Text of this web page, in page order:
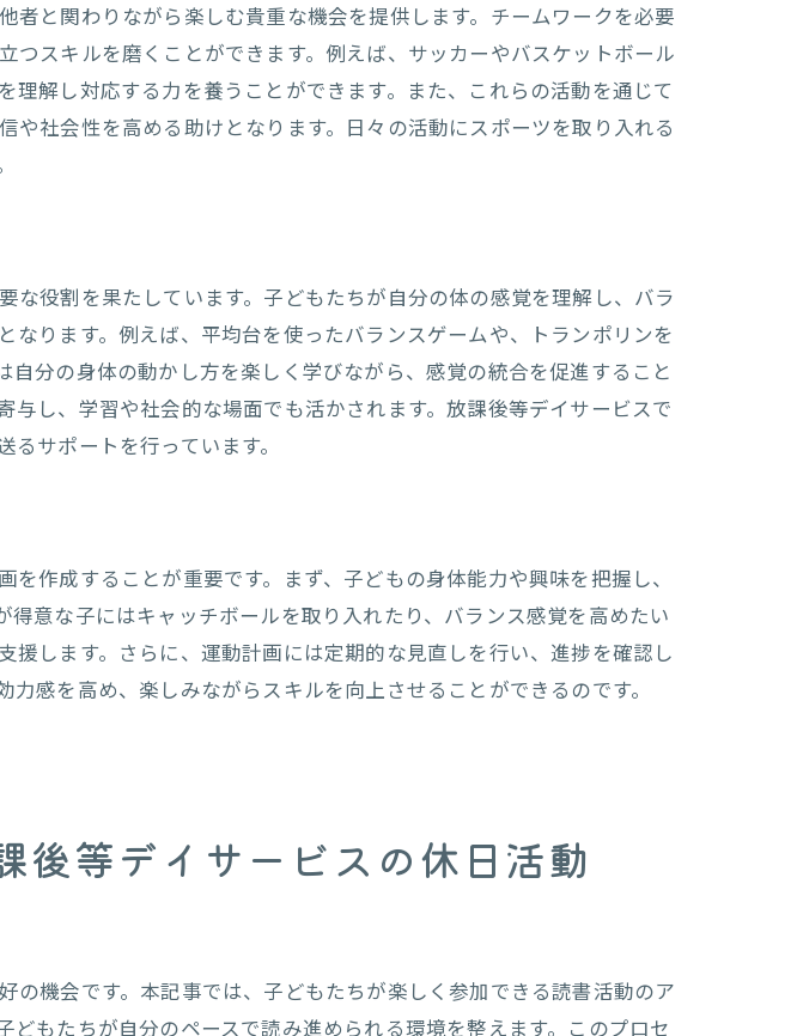
る
る
を育む
探る
むための具体的なヒント
ッシュ法
ースを探る
ティビティ
と関わりながら楽しむ貴重な機会を提供します。チームワークを必要
スキルを磨くことができます。例えば、サッカーやバスケットボール
解し対応する力を養うことができます。また、これらの活動を通じて
社会性を高める助けとなります。日々の活動にスポーツを取り入れる
役割を果たしています。子どもたちが自分の体の感覚を理解し、バラ
ります。例えば、平均台を使ったバランスゲームや、トランポリンを
分の身体の動かし方を楽しく学びながら、感覚の統合を促進すること
し、学習や社会的な場面でも活かされます。放課後等デイサービスで
サポートを行っています。
作成することが重要です。まず、子どもの身体能力や興味を把握し、
意な子にはキャッチボールを取り入れたり、バランス感覚を高めたい
します。さらに、運動計画には定期的な見直しを行い、進捗を確認し
感を高め、楽しみながらスキルを向上させることができるのです。
後等デイサービスの休日活動
機会です。本記事では、子どもたちが楽しく参加できる読書活動のア
もたちが自分のペースで読み進められる環境を整えます。このプロセ